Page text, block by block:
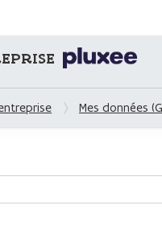
Mes données